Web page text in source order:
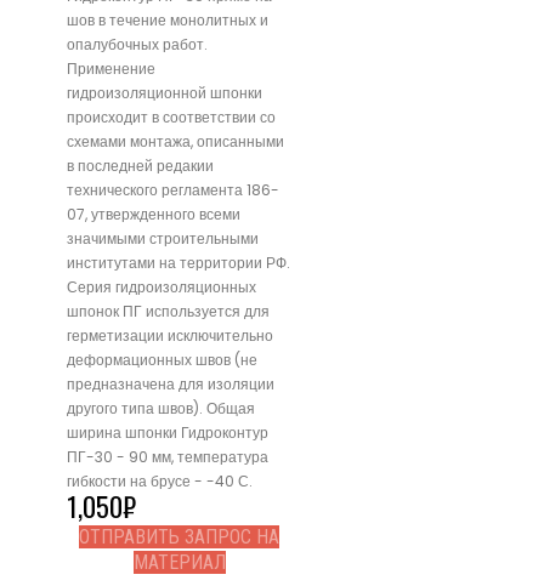
шов в течение монолитных и
опалубочных работ.
Применение
гидроизоляционной шпонки
происходит в соответствии со
схемами монтажа, описанными
в последней редакии
технического регламента 186-
07, утвержденного всеми
значимыми строительными
институтами на территории РФ.
Серия гидроизоляционных
шпонок ПГ используется для
герметизации исключительно
деформационных швов (не
предназначена для изоляции
другого типа швов). Общая
ширина шпонки Гидроконтур
ПГ-30 - 90 мм, температура
гибкости на брусе - -40 С.
1,050₽
ОТПРАВИТЬ ЗАПРОС НА
МАТЕРИАЛ